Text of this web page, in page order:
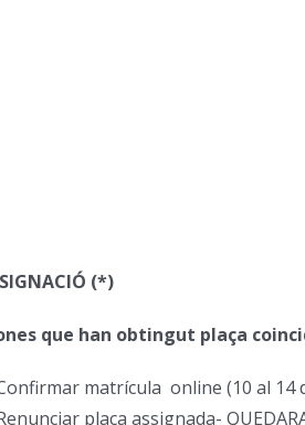
GNACIÓ (*)
que han obtingut plaça
matrícula online (10 al
plaça assignada-